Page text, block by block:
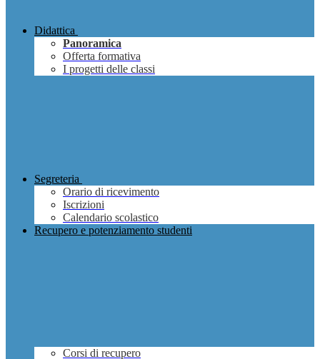
Didattica
Panoramica
Offerta formativa
I progetti delle classi
Segreteria
Orario di ricevimento
Iscrizioni
Calendario scolastico
Recupero e potenziamento studenti
Corsi di recupero